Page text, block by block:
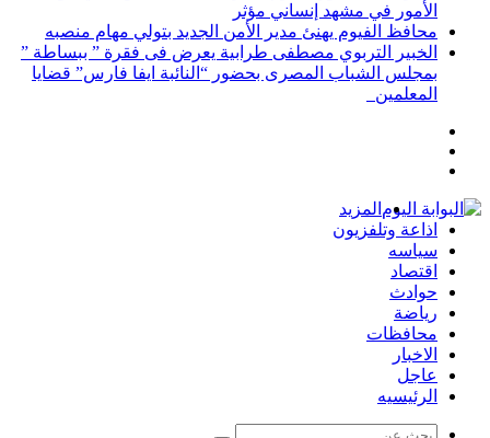
الأمور في مشهد إنساني مؤثر
محافظ الفيوم يهنئ مدير الأمن الجديد بتولي مهام منصبه
الخبير التربوي مصطفى طرابية يعرض فى فقرة ” ببساطة ”
بمجلس الشباب المصرى بحضور “النائبة ايفا فارس” قضايا
المعلمين
المزيد
اذاعة وتلفزيون
سياسه
اقتصاد
حوادث
رياضة
محافظات
الاخبار
عاجل
الرئيسيه